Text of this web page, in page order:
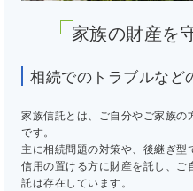
家族の財産を
相続でのトラブルなど
家族信託とは、ご自分やご家族
です。
主に相続問題の対策や、後継ぎ型
信用の置ける方に財産を託し、
託は存在しています。